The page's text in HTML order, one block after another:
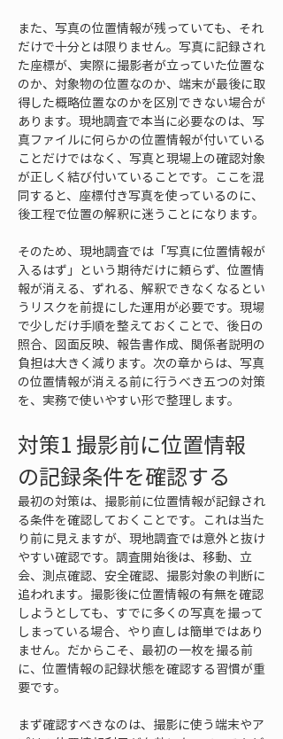
また、写真の位置情報が残っていても、それ
だけで十分とは限りません。写真に記録され
た座標が、実際に撮影者が立っていた位置な
のか、対象物の位置なのか、端末が最後に取
得した概略位置なのかを区別できない場合が
あります。現地調査で本当に必要なのは、写
真ファイルに何らかの位置情報が付いている
ことだけではなく、写真と現場上の確認対象
が正しく結び付いていることです。ここを混
同すると、座標付き写真を使っているのに、
後工程で位置の解釈に迷うことになります。
そのため、現地調査では「写真に位置情報が
入るはず」という期待だけに頼らず、位置情
報が消える、ずれる、解釈できなくなるとい
うリスクを前提にした運用が必要です。現場
で少しだけ手順を整えておくことで、後日の
照合、図面反映、報告書作成、関係者説明の
負担は大きく減ります。次の章からは、写真
の位置情報が消える前に行うべき五つの対策
を、実務で使いやすい形で整理します。
対策1 撮影前に位置情報
の記録条件を確認する
最初の対策は、撮影前に位置情報が記録され
る条件を確認しておくことです。これは当た
り前に見えますが、現地調査では意外と抜け
やすい確認です。調査開始後は、移動、立
会、測点確認、安全確認、撮影対象の判断に
追われます。撮影後に位置情報の有無を確認
しようとしても、すでに多くの写真を撮って
しまっている場合、やり直しは簡単ではあり
ません。だからこそ、最初の一枚を撮る前
に、位置情報の記録状態を確認する習慣が重
要です。
まず確認すべきなのは、撮影に使う端末やア